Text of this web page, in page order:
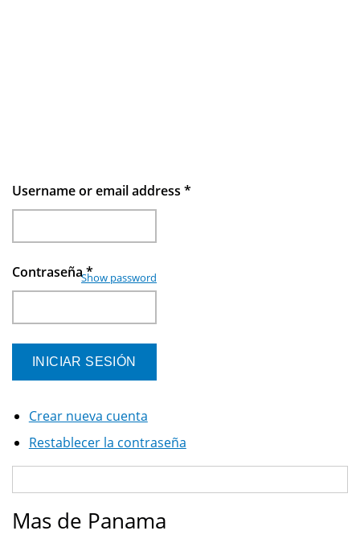
Username or email address *
Contraseña*
Show password
Crear nueva cuenta
Restablecer la contraseña
Mas de Panama